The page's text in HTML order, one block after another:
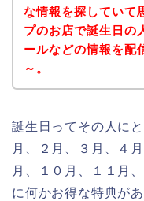
な情報を探していて
プのお店で誕生日の
ールなどの情報を配
～。
誕生日ってその人に
月、２月、３月、４
月、１０月、１１月
に何かお得な特典が